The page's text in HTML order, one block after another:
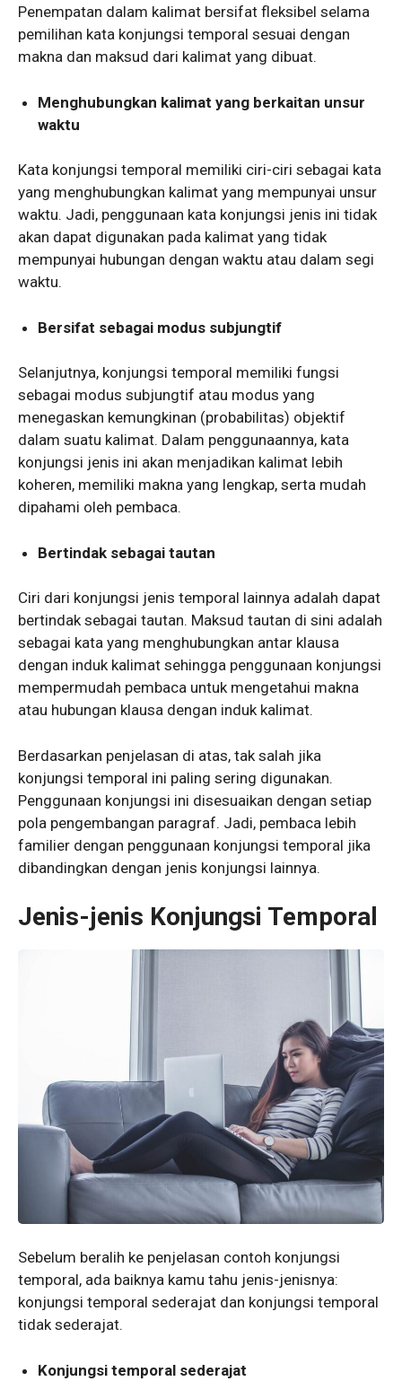
Penempatan dalam kalimat bersifat fleksibel selama
pemilihan kata konjungsi temporal sesuai dengan
makna dan maksud dari kalimat yang dibuat.
Menghubungkan kalimat yang berkaitan unsur
waktu
Kata konjungsi temporal memiliki ciri-ciri sebagai kata
yang menghubungkan kalimat yang mempunyai unsur
waktu. Jadi, penggunaan kata konjungsi jenis ini tidak
akan dapat digunakan pada kalimat yang tidak
mempunyai hubungan dengan waktu atau dalam segi
waktu.
Bersifat sebagai modus subjungtif
Selanjutnya, konjungsi temporal memiliki fungsi
sebagai modus subjungtif atau modus yang
menegaskan kemungkinan (probabilitas) objektif
dalam suatu kalimat. Dalam penggunaannya, kata
konjungsi jenis ini akan menjadikan kalimat lebih
koheren, memiliki makna yang lengkap, serta mudah
dipahami oleh pembaca.
Bertindak sebagai tautan
Ciri dari konjungsi jenis temporal lainnya adalah dapat
bertindak sebagai tautan. Maksud tautan di sini adalah
sebagai kata yang menghubungkan antar klausa
dengan induk kalimat sehingga penggunaan konjungsi
mempermudah pembaca untuk mengetahui makna
atau hubungan klausa dengan induk kalimat.
Berdasarkan penjelasan di atas, tak salah jika
konjungsi temporal ini paling sering digunakan.
Penggunaan konjungsi ini disesuaikan dengan setiap
pola pengembangan paragraf. Jadi, pembaca lebih
familier dengan penggunaan konjungsi temporal jika
dibandingkan dengan jenis konjungsi lainnya.
Jenis-jenis Konjungsi Temporal
Sebelum beralih ke penjelasan contoh konjungsi
temporal, ada baiknya kamu tahu jenis-jenisnya:
konjungsi temporal sederajat dan konjungsi temporal
tidak sederajat.
Konjungsi temporal sederajat